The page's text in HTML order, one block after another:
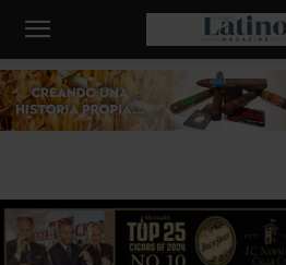
Humo
Latino